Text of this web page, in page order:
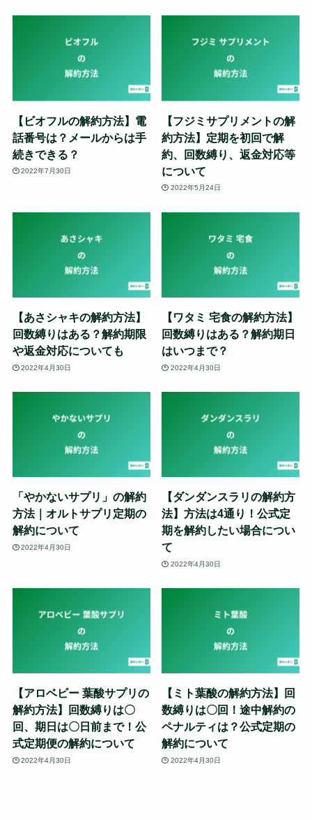
【ビオフルの解約方法】電
話番号は？メールからは手
続きできる？
2022年7月30日
【フジミサプリメントの解
約方法】定期を初回で解
約、回数縛り、返金対応等
について
2022年5月24日
【あさシャキの解約方法】
回数縛りはある？解約期限
や返金対応についても
2022年4月30日
【ワタミ 宅食の解約方法】
回数縛りはある？解約期日
はいつまで？
2022年4月30日
「やかないサプリ」の解約
方法｜オルトサプリ定期の
解約について
2022年4月30日
【ダンダンスラリの解約方
法】方法は4通り！公式定
期を解約したい場合につい
て
2022年4月30日
【アロベビー 葉酸サプリの
解約方法】回数縛りは〇
回、期日は〇日前まで！公
式定期便の解約について
2022年4月30日
【ミト葉酸の解約方法】回
数縛りは〇回！途中解約の
ペナルティは？公式定期の
解約について
2022年4月30日